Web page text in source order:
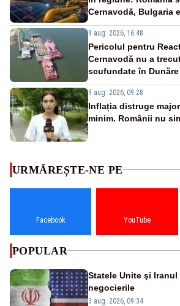
Cernavodă, Bulgaria
9 aug. 2026, 16:48
Pericolul pentru
Cernavodă nu a
scufundate în
9 aug. 2026, 09:28
Inflația distruge
minim. Românii nu
URMĂREȘTE-NE PE
Facebook YouTube
POPULAR
Statele Unite şi
negocierile
3 aug. 2026, 09:34